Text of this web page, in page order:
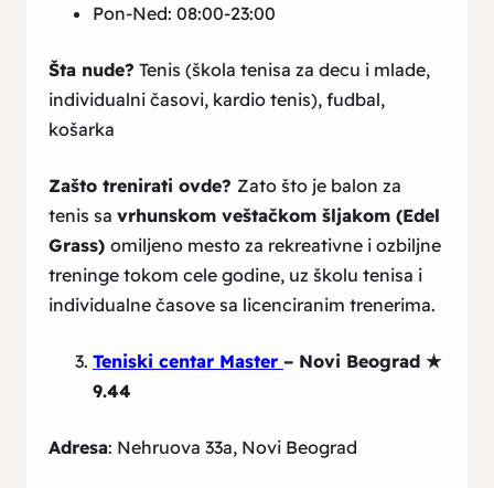
Pon-Ned: 08:00-23:00
Šta nude? Tenis (škola tenisa za decu i mlade,
individualni časovi, kardio tenis), fudbal,
košarka
Zašto trenirati ovde? Zato što je balon za
tenis sa vrhunskom veštačkom šljakom (Edel
Grass) omiljeno mesto za rekreativne i ozbiljne
treninge tokom cele godine, uz školu tenisa i
individualne časove sa licenciranim trenerima.
Teniski centar Master – Novi Beograd ★
9.44
Adresa: Nehruova 33a, Novi Beograd